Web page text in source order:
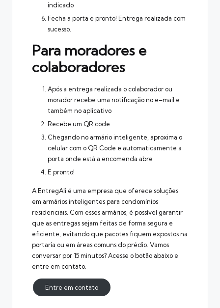
indicado
Fecha a porta e pronto! Entrega realizada com
sucesso.
Para moradores e
colaboradores
Após a entrega realizada o colaborador ou
morador recebe uma notificação no e–mail e
também no aplicativo
Recebe um QR code
Chegando no armário inteligente, aproxima o
celular com o QR Code e automaticamente a
porta onde está a encomenda abre
E pronto!
AEntregAli é uma empresa que oferece soluções
em armários inteligentes para condomínios
residenciais. Com esses armários, é possível garantir
que as entregas sejam feitas de forma segura e
eficiente, evitando que pacotes fiquem expostos na
portaria ou em áreas comuns do prédio. Vamos
conversar por 15 minutos? Acesse o botão abaixo e
entre em contato.
Entre em contato